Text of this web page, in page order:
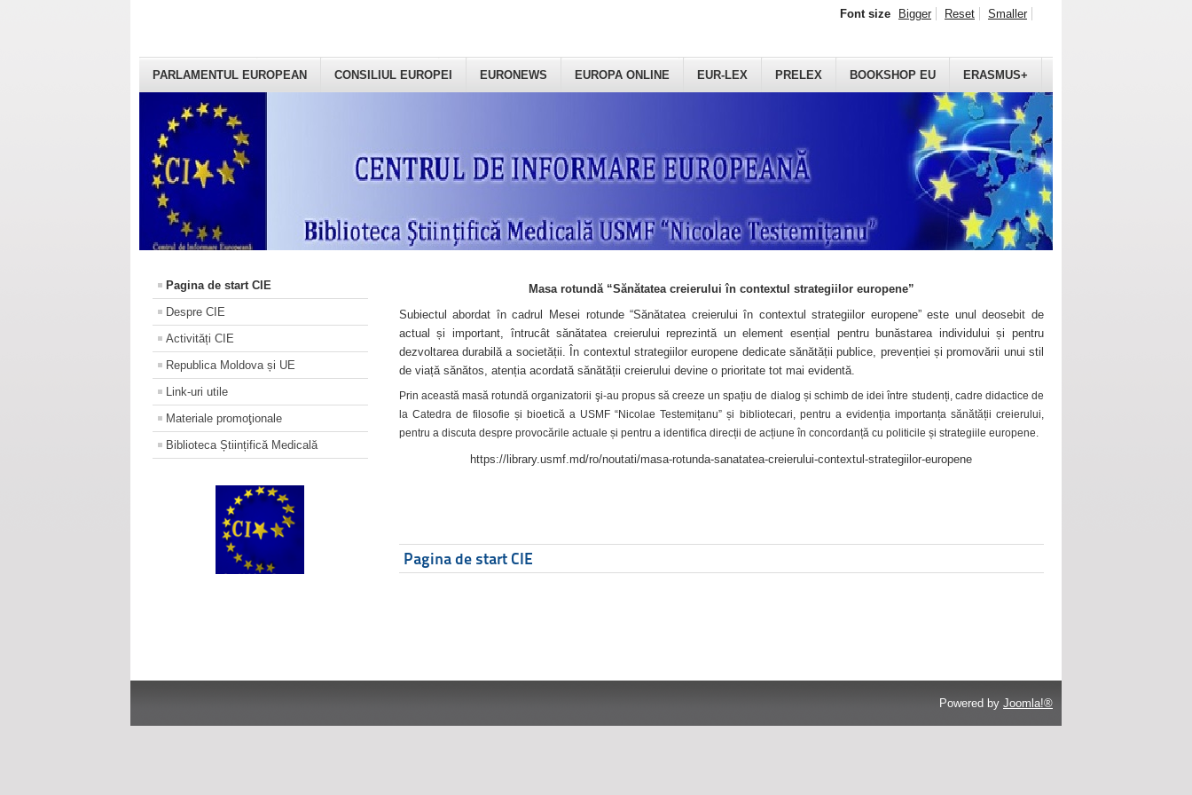
PARLAMENTUL EUROPEAN CONSILIUL EUROPEI EURONEWS EUROPA ONLINE EUR-LEX PRELEX BOOKSHOP EU ERASMUS+
Font size Bigger Reset Smaller
Pagina de start CIE
Despre CIE
Activități CIE
Republica Moldova și UE
Link-uri utile
Materiale promoţionale
Biblioteca Științifică Medicală
Masa rotundă “Sănătatea creierului în contextul strategiilor europene”
Subiectul abordat în cadrul Mesei rotunde “Sănătatea creierului în contextul strategiilor europene” este unul deosebit de
actual și important, întrucât sănătatea creierului reprezintă un element esențial pentru bunăstarea individului și pentru
dezvoltarea durabilă a societății. În contextul strategiilor europene dedicate sănătății publice, prevenției și promovării unui stil
de viață sănătos, atenția acordată sănătății creierului devine o prioritate tot mai evidentă.
Prin această masă rotundă organizatorii şi-au propus să creeze un spațiu de dialog și schimb de idei între studenți, cadre didactice de
la Catedra de filosofie și bioetică a USMF “Nicolae Testemițanu” și bibliotecari, pentru a evidenția importanța sănătății creierului,
pentru a discuta despre provocările actuale și pentru a identifica direcții de acțiune în concordanță cu politicile și strategiile europene.
https://library.usmf.md/ro/noutati/masa-rotunda-sanatatea-creierului-contextul-strategiilor-europene
Pagina de start CIE
Powered by Joomla!®